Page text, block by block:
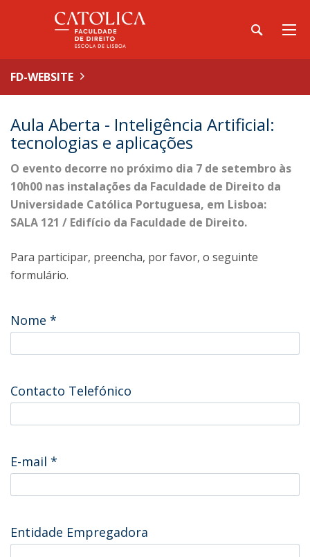
FD-WEBSITE
Aula Aberta - Inteligência Artificial:
tecnologias e aplicações
O evento decorre no próximo dia 7 de setembro às
10h00 nas instalações da Faculdade de Direito da
Universidade Católica Portuguesa, em Lisboa:
SALA 121 / Edifício da Faculdade de Direito.
Para participar, preencha, por favor, o seguinte
formulário.
Nome *
Contacto Telefónico
E-mail *
Entidade Empregadora